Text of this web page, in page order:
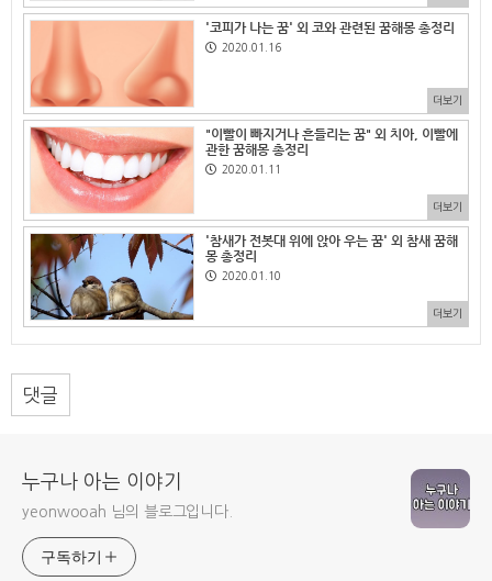
'코피가 나는 꿈' 외 코와 관련된 꿈해몽 총정리
2020.01.16
더보기
"이빨이 빠지거나 흔들리는 꿈" 외 치아, 이빨에
관한 꿈해몽 총정리
2020.01.11
더보기
'참새가 전봇대 위에 앉아 우는 꿈' 외 참새 꿈해
몽 총정리
2020.01.10
더보기
댓글
누구나 아는 이야기
yeonwooah 님의 블로그입니다.
구독하기